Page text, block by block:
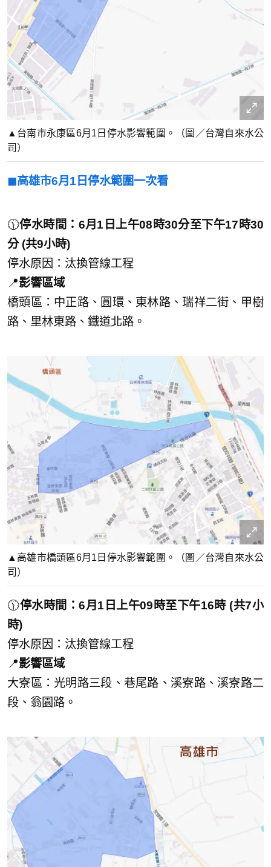
▲台南市永康區6月1日停水影響範圍。（圖／台灣自來水公
司）
◼︎高雄市6月1日停水範圍一次看
🕦停水時間：6月1日上午08時30分至下午17時30
分 (共9小時)
停水原因：汰換管線工程
📍影響區域
橋頭區：中正路、圓環、東林路、瑞祥二街、甲樹
路、里林東路、鐵道北路。
▲高雄市橋頭區6月1日停水影響範圍。（圖／台灣自來水公
司）
🕦停水時間：6月1日上午09時至下午16時 (共7小
時)
停水原因：汰換管線工程
📍影響區域
大寮區：光明路三段、巷尾路、溪寮路、溪寮路二
段、翁園路。